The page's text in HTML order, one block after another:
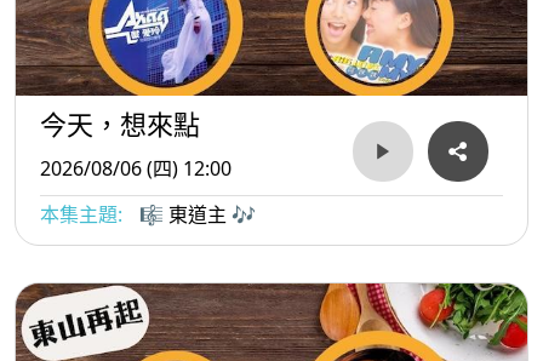
今天，想來點
2026/08/06 (四) 12:00
本集主題:
🎼 東道主 🎶